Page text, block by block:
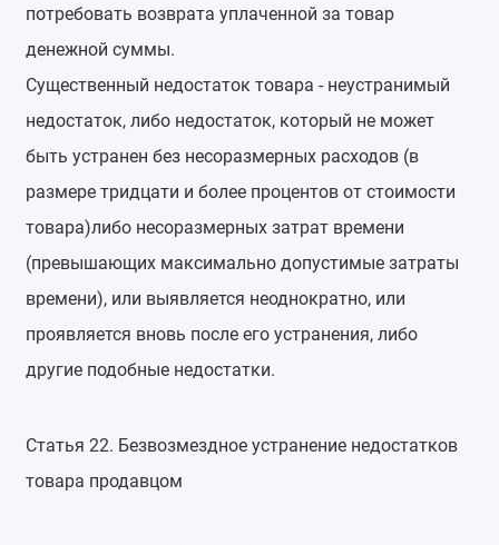
потребовать возврата уплаченной за товар
денежной суммы.
Существенный недостаток товара - неустранимый
недостаток, либо недостаток, который не может
быть устранен без несоразмерных расходов (в
размере тридцати и более процентов от стоимости
товара)либо несоразмерных затрат времени
(превышающих максимально допустимые затраты
времени), или выявляется неоднократно, или
проявляется вновь после его устранения, либо
другие подобные недостатки.
Статья 22. Безвозмездное устранение недостатков
товара продавцом